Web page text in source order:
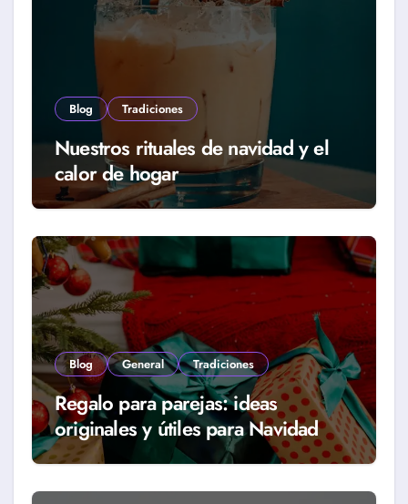
Blog Tradiciones
Nuestros rituales de navidad y el
calor de hogar
Blog General Tradiciones
Regalo para parejas: ideas
originales y útiles para Navidad